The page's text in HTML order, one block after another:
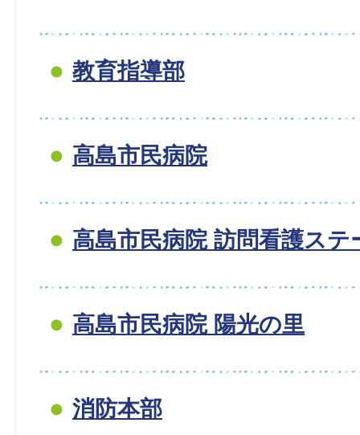
教育指導部
高島市民病院
高島市民病院 訪問看護ステ
高島市民病院 陽光の里
消防本部